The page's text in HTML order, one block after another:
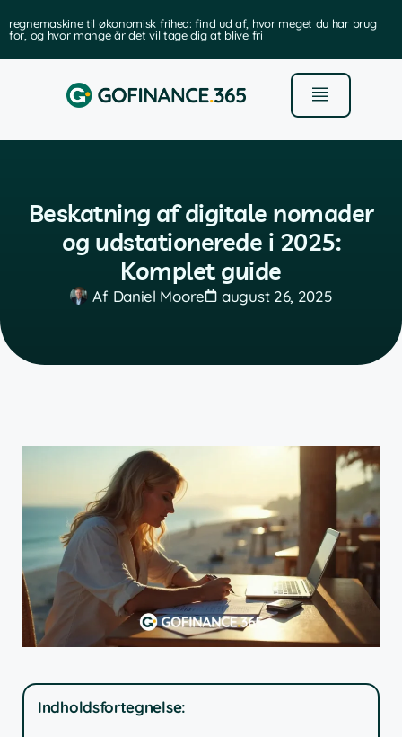
regnemaskine til økonomisk frihed: find ud af, hvor meget du har brug
for, og hvor mange år det vil tage dig at blive fri
Beskatning af digitale nomader
og udstationerede i 2025:
Komplet guide
AfDaniel Moore august 26, 2025
Indholdsfortegnelse: